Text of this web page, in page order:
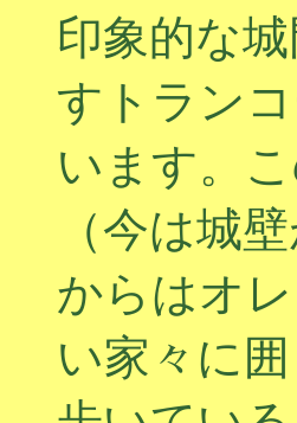
印象的な
すトラン
います。
（今は城
からはオ
い家々に